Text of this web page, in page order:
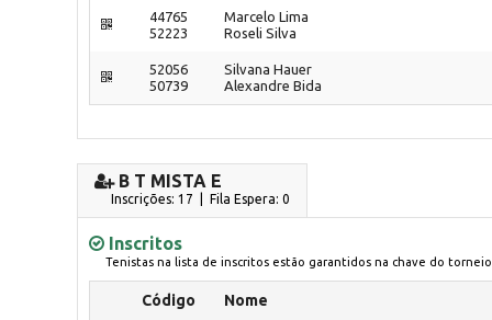
44765
52223
Marcelo Lima
Roseli Silva
52056
50739
Silvana Hauer
Alexandre Bida
B T MISTA E
Inscrições: 17 | Fila Espera: 0
Inscritos
Tenistas na lista de inscritos estão garantidos na chave do torneio
Código Nome